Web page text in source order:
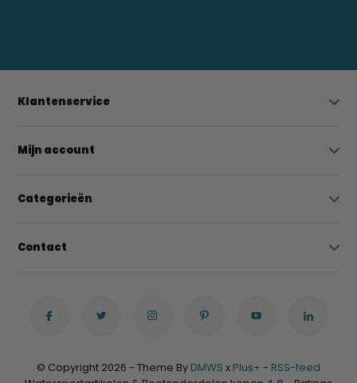
Klantenservice
Mijn account
Categorieën
Contact
© Copyright 2026 - Theme By DMWS x Plus+ - RSS-feed